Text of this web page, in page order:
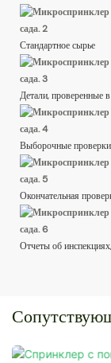
Стандартное сырье
Детали, проверенные
Выборочные проверки
Окончательная
Отчеты об